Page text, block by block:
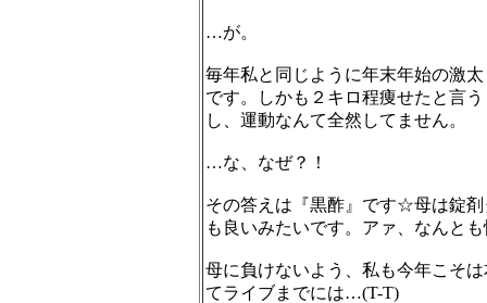
…が。
毎年私と同じように年末年始の激
です。しかも２キロ程痩せたと言
し、運動なんて全然してません。
…な、なぜ？！
その答えは『黒酢』です☆母は錠
も良いみたいです。アァ、なんと
母に負けないよう、私も今年こそ
てライブまでには…(T-T)